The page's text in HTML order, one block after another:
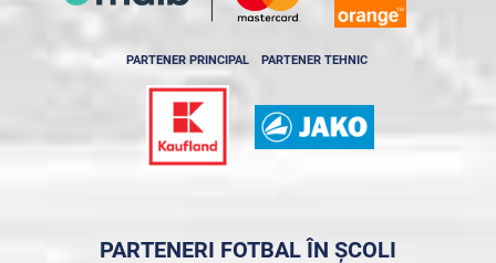
PARTENER PRINCIPAL PARTENER TEHNIC
PARTENERI FOTBAL ÎN ȘCOLI